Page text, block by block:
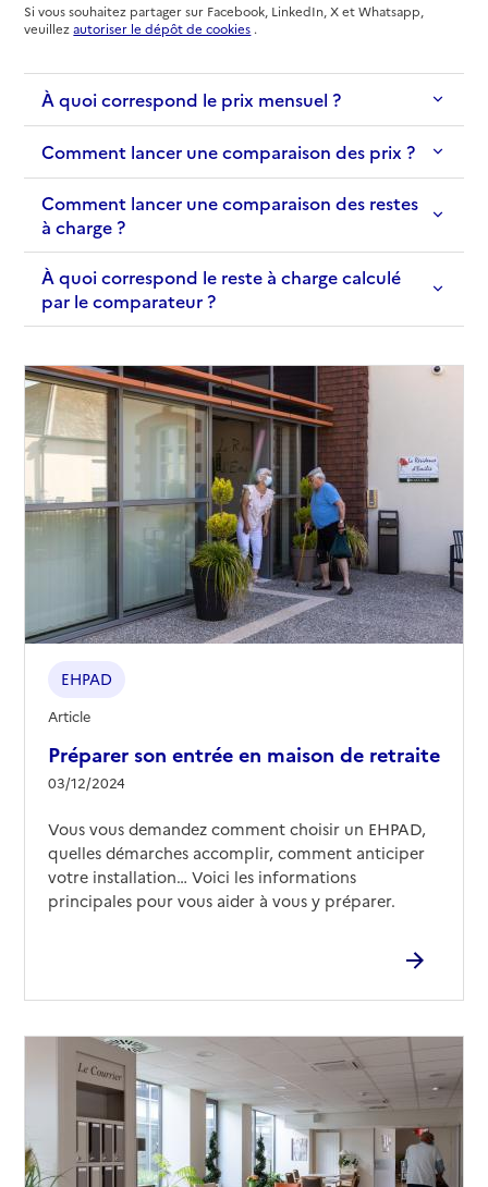
Site internet
Rapport HAS
Voir les prix et prestations
Source des données : Finess n° 620106146
Mis à jour le : 23/12/2025
Si vous souhaitez partager sur Facebook, LinkedIn, X et Whatsapp,
veuillezautoriser le dépôt de cookies .
À quoi correspond le prix mensuel ?
Comment lancer une comparaison des prix ?
Comment lancer une comparaison des restes
à charge ?
À quoi correspond le reste à charge calculé
par le comparateur ?
Préparer son entrée en maison de retraite
03/12/2024
EHPAD
Article
Vous vous demandez comment choisir un EHPAD,
quelles démarches accomplir, comment anticiper
votre installation… Voici les informations
principales pour vous aider à vous y préparer.